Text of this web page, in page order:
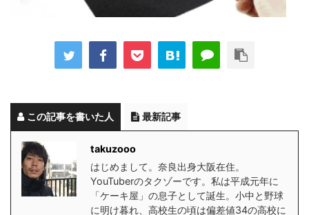
この記事を書いた人 最新記事
takuzooo
はじめまして。奈良出身大阪在住。
YouTuberのタクゾーです。私は平成元年に
「ケーキ屋」の息子として誕生。小中と野球
に明け暮れ、高校生の頃は偏差値34の高校に